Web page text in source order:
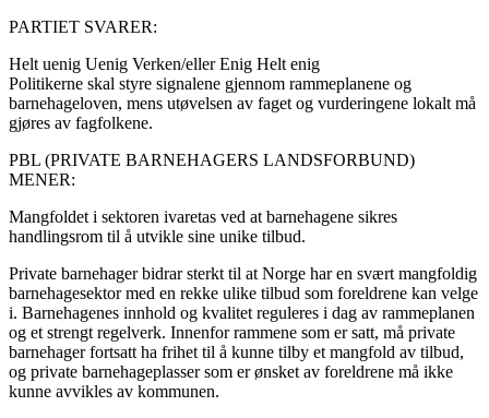
PARTIET SVARER:
Helt uenig Uenig Verken/ellerEnig Helt enig
Politikerne skal styre signalene gjennom rammeplanene og
barnehageloven, mens utøvelsen av faget og vurderingene lokalt må
gjøres av fagfolkene.
PBL (PRIVATE BARNEHAGERS LANDSFORBUND)
MENER:
Mangfoldet i sektoren ivaretas ved at barnehagene sikres
handlingsrom til å utvikle sine unike tilbud.
Private barnehager bidrar sterkt til at Norge har en svært mangfoldig
barnehagesektor med en rekke ulike tilbud som foreldrene kan velge
i. Barnehagenes innhold og kvalitet reguleres i dag av rammeplanen
og et strengt regelverk. Innenfor rammene som er satt, må private
barnehager fortsatt ha frihet til å kunne tilby et mangfold av tilbud,
og private barnehageplasser som er ønsket av foreldrene må ikke
kunne avvikles av kommunen.